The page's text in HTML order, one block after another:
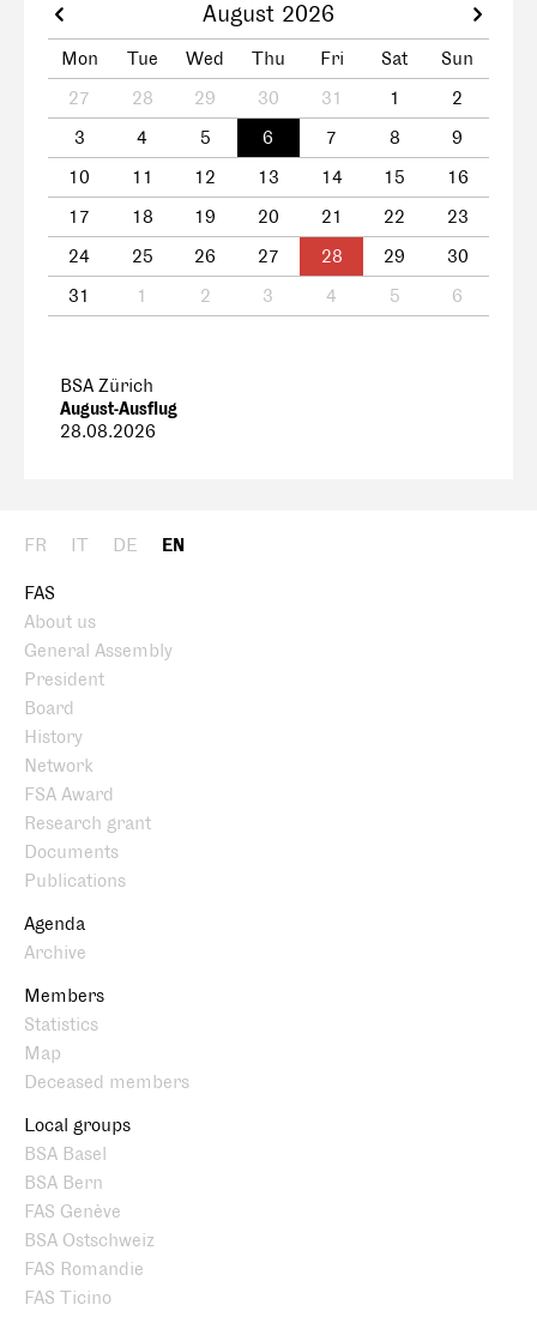
August 2026
Mon Tue Wed Thu Fri Sat
Sun
27
28 29 30 31 1
2
3
4 5 6 7 8
9
10
11 12 13 14 15
16
17
18 19 20 21 22
23
24
25 26 27 28 29
30
31
1 2 3 4 5 6
BSA Zürich
August-Ausflug
28.08.2026
FR IT DE EN
FAS
About us
General Assembly
President
Board
History
Network
FSA Award
Research grant
Documents
Publications
Agenda
Archive
Members
Statistics
Map
Deceased members
Local groups
BSA Basel
BSA Bern
FAS Genève
BSA Ostschweiz
FAS Romandie
FAS Ticino